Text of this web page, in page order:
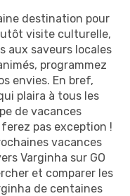
destination pour
visite culturelle,
aux saveurs locales
programmez
envies. En bref,
plaira à tous les
de vacances
pas exception !
vacances
Varginha sur GO
et comparer les
de centaines